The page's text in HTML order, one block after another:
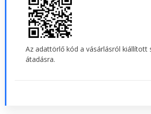
Az adattörlő kód a vásárlásról kiállított
átadásra.